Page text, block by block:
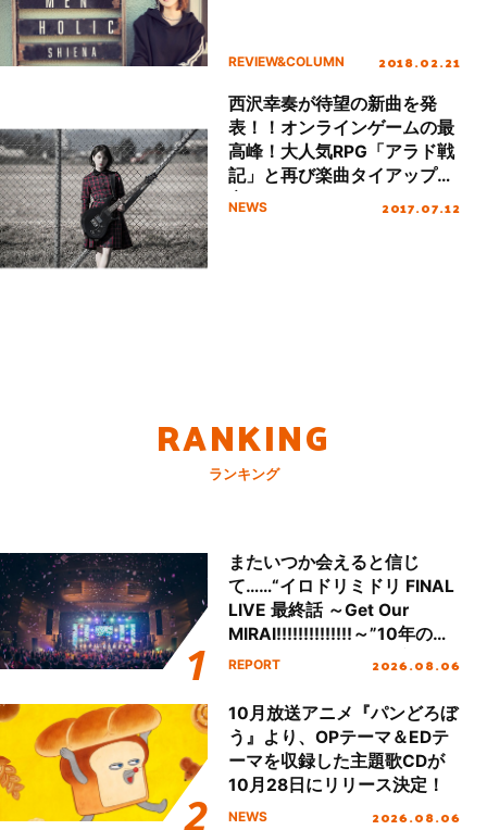
REVIEW&COLUMN 2018.02.21
西沢幸奏が待望の新曲を発
表！！オンラインゲームの最
高峰！大人気RPG「アラド戦
記」と再び楽曲タイアップ決
定！
NEWS 2017.07.12
RANKING
ランキング
またいつか会えると信じ
て……“イロドリミドリ FINAL
LIVE 最終話 ～Get Our
MIRAI!!!!!!!!!!!!!!～”10年の活
動を経てファイナルを迎える
REPORT 2026.08.06
10月放送アニメ『パンどろぼ
う』より、OPテーマ＆EDテ
ーマを収録した主題歌CDが
10月28日にリリース決定！
NEWS 2026.08.06